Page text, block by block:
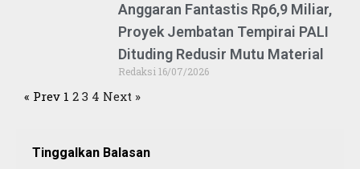
Anggaran Fantastis Rp6,9 Miliar,
Proyek Jembatan Tempirai PALI
Dituding Redusir Mutu Material
Redaksi 16/07/2026
« Prev 1 2 3 4 Next »
Tinggalkan Balasan